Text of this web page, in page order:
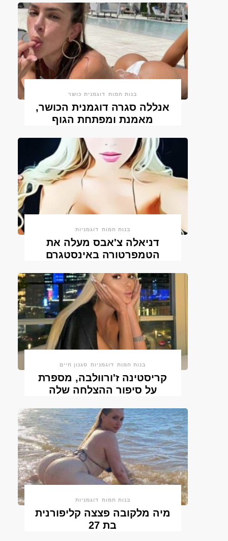
בנות חמות דוגמנית כושר
אנללה סגרה דוגמנית הכושר,
מאמנת ומפתחת הגוף
בנות חמות דוגמניות
דניאלה צ'אבס מעלה את
הטמפרטורה באינסטגרם
בנות חמות דוגמניות סגנון חיים
קריסטינה ז'ורוולבה, מספרת
על סיפור ההצלחה שלה
בנות חמות דוגמניות
מיה מלקובה פצצה קליפורנית
בת 27